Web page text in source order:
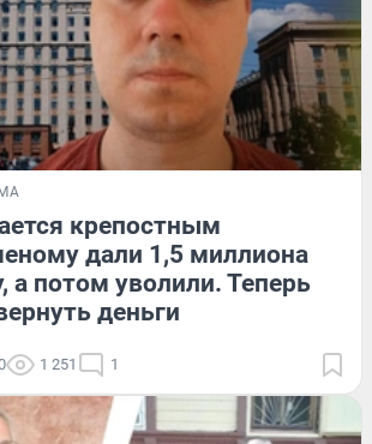
крепостным
дали 1,5 миллиона
а потом уволили. Теперь
деньги
1 251 1